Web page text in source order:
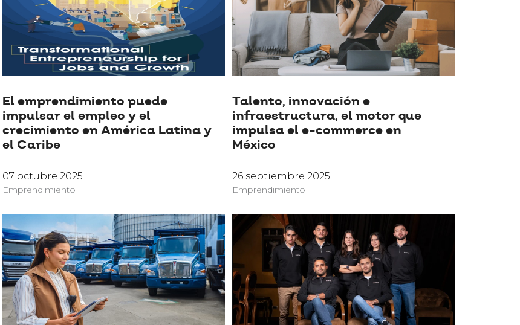
El emprendimiento puede
impulsar el empleo y el
crecimiento en América Latina y
el Caribe
07 octubre 2025
Emprendimiento
Talento, innovación e
infraestructura, el motor que
impulsa el e-commerce en
México
26 septiembre 2025
Emprendimiento